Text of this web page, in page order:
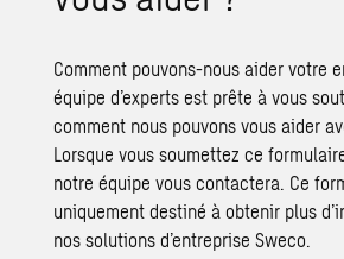
Comment pouvons-nous aider votre
équipe d’experts est prête à vous
comment nous pouvons vous aider
Lorsque vous soumettez ce
notre équipe vous contactera. Ce
uniquement destiné à obtenir plus
nos solutions d’entreprise Sweco.